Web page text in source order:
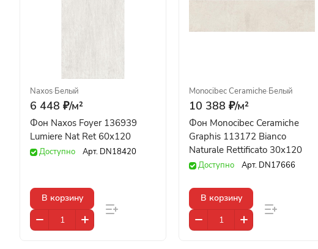
Naxos·Белый
6 448 ₽/м²
Фон Naxos Foyer 136939
Lumiere Nat Ret 60x120
Доступно Арт. DN18420
В корзину
Monocibec Ceramiche·Белый
10 388 ₽/м²
Фон Monocibec Ceramiche
Graphis 113172 Bianco
Naturale Rettificato 30x120
Доступно Арт. DN17666
В корзину